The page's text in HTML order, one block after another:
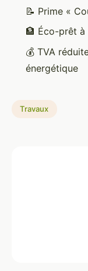
📝 Prime «
🏦 Éco-prêt
💰 TVA
énergétique
Travaux